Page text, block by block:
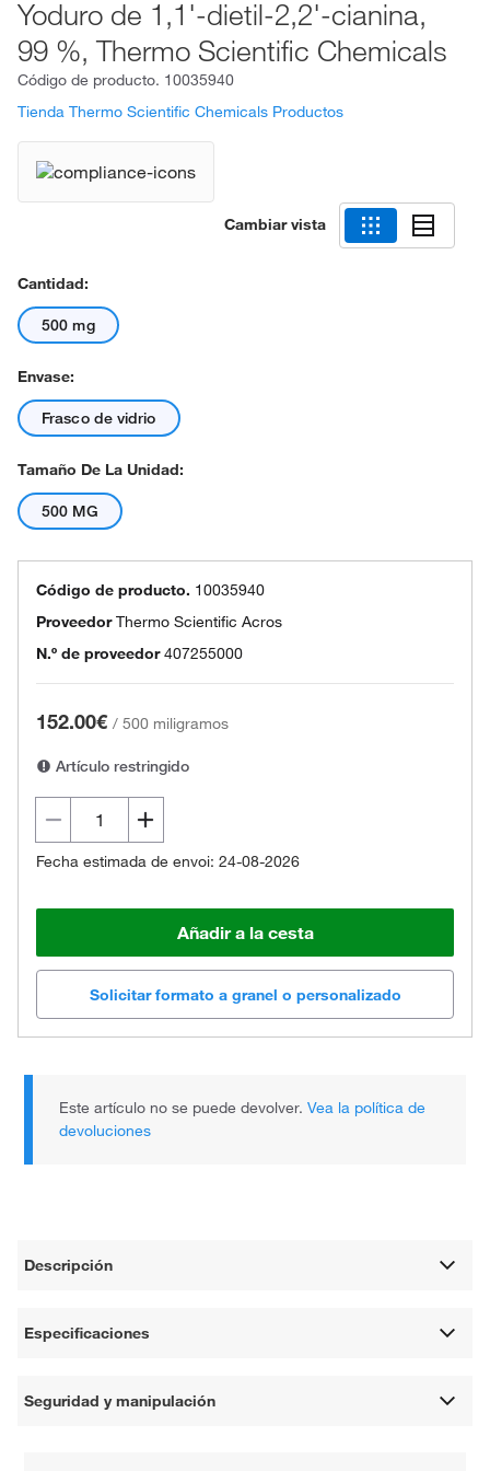
Yoduro de 1,1'-dietil-2,2'-cianina,
99 %, Thermo Scientific Chemicals
Código de producto. 10035940
Tienda Thermo Scientific Chemicals Productos
Cambiar vista
Cantidad:
500 mg
Envase:
Frasco de vidrio
Tamaño De La Unidad:
500 MG
Código de producto. 10035940
ProveedorThermo Scientific Acros
N.º de proveedor 407255000
152.00€ / 500 miligramos
Artículo restringido
Fecha estimada de envoi: 24-08-2026
Añadir a la cesta
Solicitar formato a granel o personalizado
Este artículo no se puede devolver.Vea la política de
devoluciones
Descripción
Especificaciones
Seguridad y manipulación